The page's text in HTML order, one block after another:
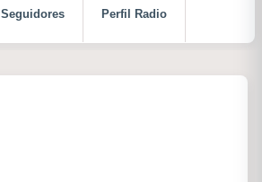
Seguidores Perfil Radio